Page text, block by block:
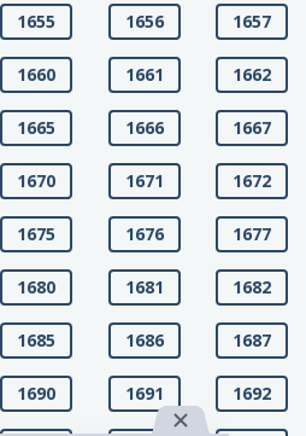
1655 1656 1657
1660 1661 1662
1665 1666 1667
1670 1671 1672
1675 1676 1677
1680 1681 1682
1685 1686 1687
1690 1691 1692